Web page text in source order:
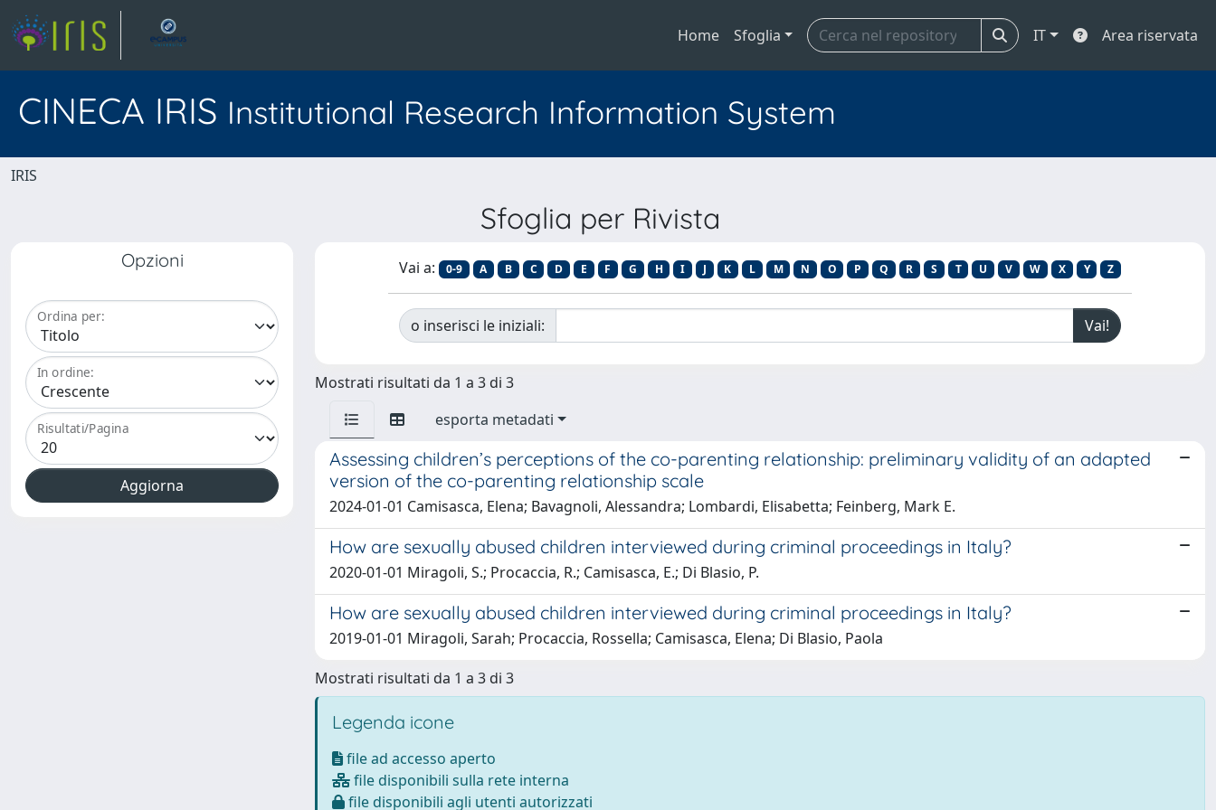
Home Sfoglia IT Area riservata
CINECA IRIS Institutional Research Information System
IRIS
Sfoglia per Rivista
Opzioni
Ordina per:
In ordine:
Risultati/Pagina
Vai a: 0-9 A B C D E F G H I J K L M N O P Q R S T U V W X Y Z
o inserisci le iniziali:
Mostrati risultati da 1 a 3 di 3
esporta metadati
Assessing children’s perceptions of the co-parenting relationship: preliminary validity of an adapted
version of the co-parenting relationship scale
2024-01-01 Camisasca, Elena; Bavagnoli, Alessandra; Lombardi, Elisabetta; Feinberg, Mark E.
How are sexually abused children interviewed during criminal proceedings in Italy?
2020-01-01 Miragoli, S.; Procaccia, R.; Camisasca, E.; Di Blasio, P.
How are sexually abused children interviewed during criminal proceedings in Italy?
2019-01-01 Miragoli, Sarah; Procaccia, Rossella; Camisasca, Elena; Di Blasio, Paola
Mostrati risultati da 1 a 3 di 3
Legenda icone
file ad accesso aperto
file disponibili sulla rete interna
file disponibili agli utenti autorizzati